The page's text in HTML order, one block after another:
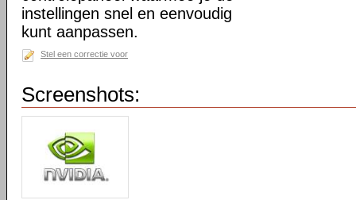
instellingen snel en eenvoudig
kunt aanpassen.
Stel een correctie voor
Screenshots: